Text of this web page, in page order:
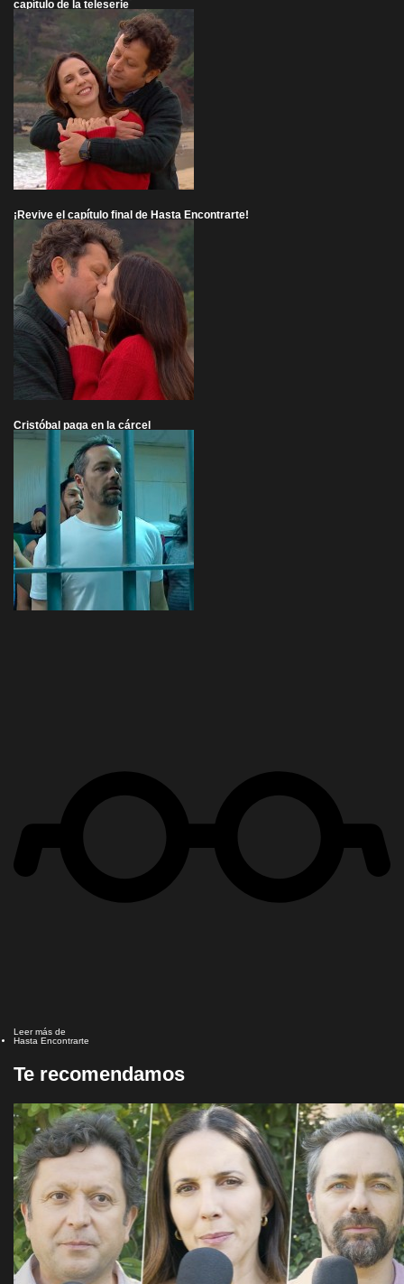
capítulo de la teleserie
¡Revive el capítulo final de Hasta Encontrarte!
Cristóbal paga en la cárcel
Leer más de
Hasta Encontrarte
Te recomendamos